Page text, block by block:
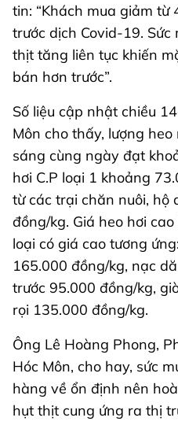
tin: “Khách mua giảm
trước dịch Covid-19.
thịt tăng liên tục khiến
bán hơn trước”.
Số liệu cập nhật chiều
Môn cho thấy, lượng
sáng cùng ngày đạt
hơi C.P loại 1 khoảng
từ các trại chăn nuôi, hộ
đồng/kg. Giá heo hơi
loại có giá cao tương
165.000 đồng/kg, nạc
trước 95.000 đồng/kg,
rọi 135.000 đồng/kg.
Ông Lê Hoàng Phong,
Hóc Môn, cho hay, sức
hàng về ổn định nên
hụt thịt cung ứng ra thị